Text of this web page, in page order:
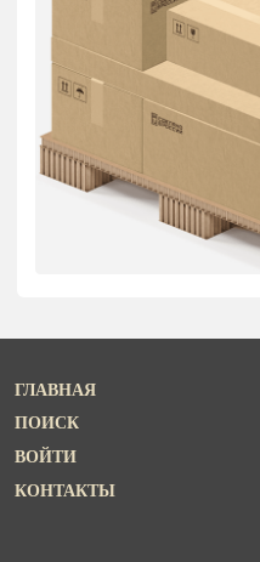
ГЛАВНАЯ
ПОИСК
ВОЙТИ
КОНТАКТЫ